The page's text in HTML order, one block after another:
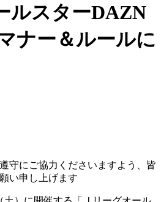
ルスターDAZN
ナー＆ルールに
守にご協力くださいますよう、皆
い申し上げます